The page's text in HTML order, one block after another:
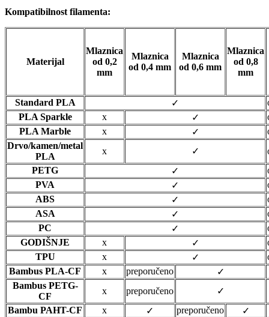
Kompatibilnost filamenta:
Materijal
Mlaznica
od 0,2
mm
Mlaznica
od 0,4 mm
Mlaznica
od 0,6 mm
Mlaznica
od 0,8
mm
Standard PLA ✓
PLA Sparkle
x ✓
PLA Marble
x ✓
Drvo/kamen/metal
PLA
x ✓
PETG
✓
PVA
✓
ABS
✓
ASA
✓
PC
✓
GODIŠNJE
x ✓
TPU
x ✓
Bambus PLA-CF
x preporučeno
✓
Bambus PETG-
CF
x preporučeno
✓
Bambu PAHT-CF
x ✓ preporučeno
✓